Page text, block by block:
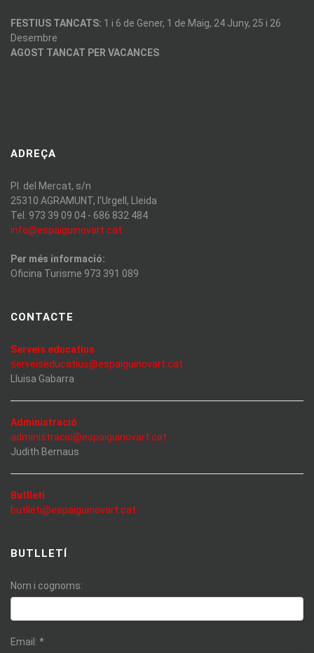
FESTIUS TANCATS: 1 i 6 de Gener, 1 de Maig, 24 Juny, 25 i 26
Desembre
AGOST TANCAT PER VACANCES
ADREÇA
Pl. del Mercat, s/n
25310 AGRAMUNT, l'Urgell, Lleida
Tel. 973 39 09 04 - 686 832 484
info@espaiguinovart.cat
Per més informació:
Oficina Turisme 973 391 089
CONTACTE
Serveis educatius
serveiseducatius@espaiguinovart.cat
Lluisa Gabarra
Administració
administracio@espaiguinovart.cat
Judith Bernaus
Butlletí
butlleti@espaiguinovart.cat
BUTLLETÍ
Nom i cognoms:
Email: *